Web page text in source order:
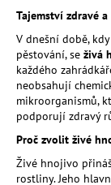
Tajemství zdravé
V dnešní době,
pěstování, se živá
každého
neobsahují
mikroorganismů,
podporují zdravý
Proč zvolit živé
Živé hnojivo
rostliny. Jeho
p
o
t
ř
e
b
u
j